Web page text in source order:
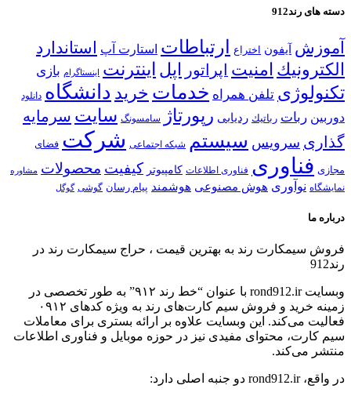
دسته های رند912
آموزش آیفون اختراع ارتباطات استارت آپ استاندارد
الكترونیك امنیت اپراتور اپل اینترنت اینستاگرام بازی
تكنولوژی تلفن همراه خدمات خرید دانشگاه دانلود
دوربین ربات رباتیك ردیابی رپورتاژ سامسونگ سایت سرمایه
گذاری سرویس سیستم شبكه اجتماعی شركت فضای
مجازی فناوری فناوری اطلاعات كامپیوتر كیفیت محصولات مشاوره
نمایشگاه نوآوری هوش مصنوعی هوشمند پیام رسان گوشی گوگل
درباره ما
فروش سیمكارت رند به بهترین قیمت ، حراج سیمكارت رند در
رند912
وبسایت rond912.ir با عنوان “خط رند ۹۱۲” به طور تخصصی در
زمینه خرید و فروش سیم کارت‌های رند به ویژه کدهای ۰۹۱۲
فعالیت می‌کند. این وبسایت علاوه بر ارائه بستری برای معاملات
سیم کارت، محتوای مفیدی نیز در حوزه موبایل و فناوری اطلاعات
منتشر می‌کند.
در واقع، rond912.ir دو جنبه اصلی دارد: